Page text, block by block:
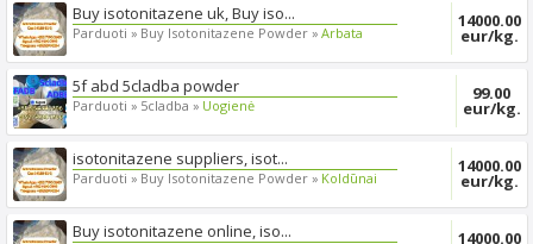
Buy isotonitazene uk, Buy iso...
Parduoti » Buy Isotonitazene Powder » Arbata
14000.00
eur/kg.
5f abd 5cladba powder
Parduoti » 5cladba » Uogienė
99.00
eur/kg.
isotonitazene suppliers, isot...
Parduoti » Buy Isotonitazene Powder » Koldūnai
14000.00
eur/kg.
Buy isotonitazene online, iso... 14000.00